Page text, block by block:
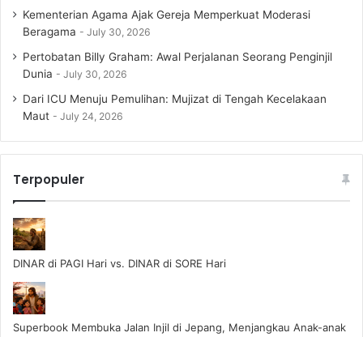
Kementerian Agama Ajak Gereja Memperkuat Moderasi
Beragama
July 30, 2026
Pertobatan Billy Graham: Awal Perjalanan Seorang Penginjil
Dunia
July 30, 2026
Dari ICU Menuju Pemulihan: Mujizat di Tengah Kecelakaan
Maut
July 24, 2026
Terpopuler
DINAR di PAGI Hari vs. DINAR di SORE Hari
Superbook Membuka Jalan Injil di Jepang, Menjangkau Anak-anak